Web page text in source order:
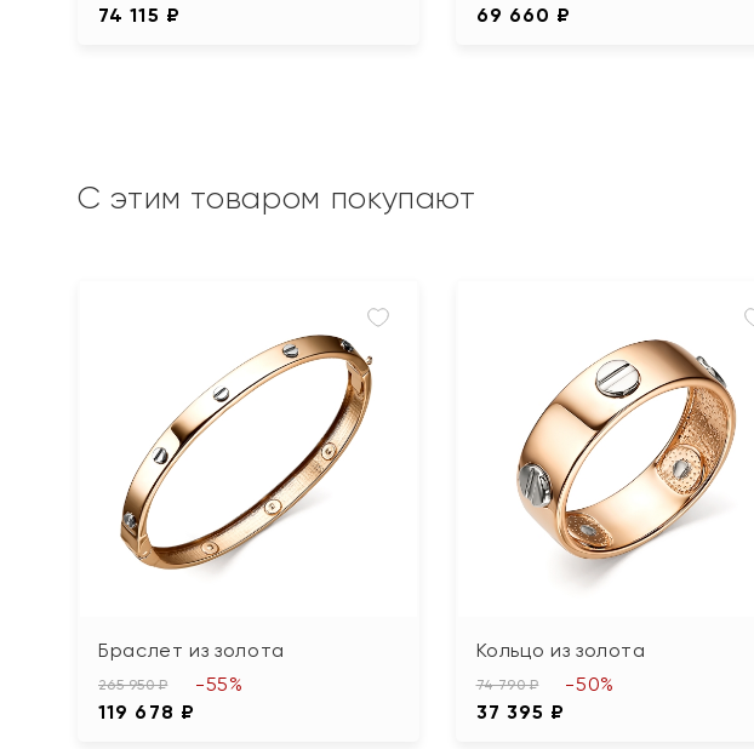
74 115 ₽ 69 660 ₽
С этим товаром покупают
Браслет из золота
265 950 ₽
119 678 ₽
-55%
Кольцо из золота
74 790 ₽
37 395 ₽
-50%